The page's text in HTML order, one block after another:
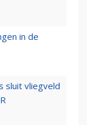
in de
sluit vliegveld